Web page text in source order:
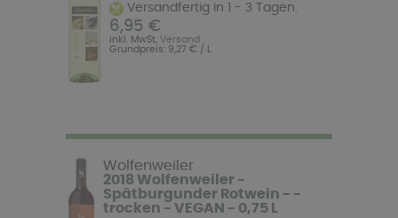
Versandfertig in 1 - 3 Tagen.
6,95 €
inkl. MwSt, Versand
Grundpreis: 9,27 € / L
Wolfenweiler
2018 Wolfenweiler -
Spätburgunder Rotwein - -
trocken - VEGAN - 0,75 L